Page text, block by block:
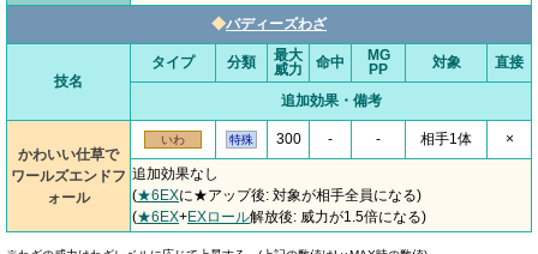
◆バディーズわざ
技名
タイプ 分類
最大
威力
命中
MG
PP
対象 直接
追加効果・備考
かわいい仕草で
ワールズエンドフ
ォール
いわ 特殊 300 - - 相手1体 ×
追加効果なし
(★6EXに★アップ後: 対象が相手全員になる)
(★6EX+EXロール解放後: 威力が1.5倍になる)